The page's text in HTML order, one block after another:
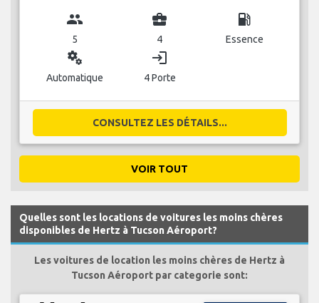
group
5
business_center
4
local_gas_station
Essence
miscellaneous_services
Automatique
login
4 Porte
CONSULTEZ LES DÉTAILS...
VOIR TOUT
Quelles sont les locations de voitures les moins chères
disponibles de Hertz à Tucson Aéroport?
Les voitures de location les moins chères de Hertz à
Tucson Aéroport par categorie sont: